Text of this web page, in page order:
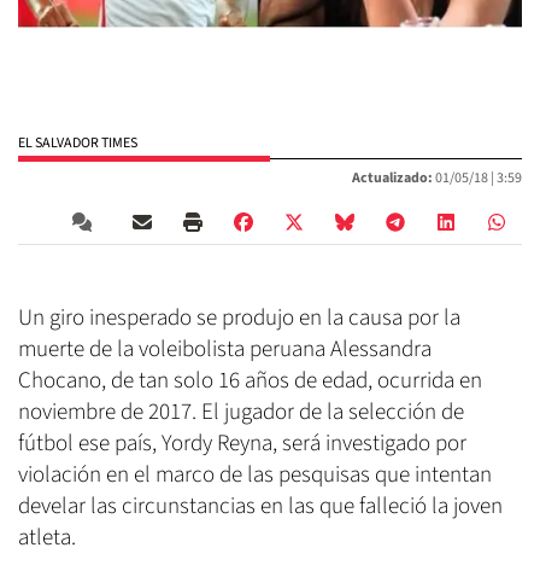
EL SALVADOR TIMES
Actualizado:01/05/18 |3:59
Un giro inesperado se produjo en la causa por la
muerte de la voleibolista peruana Alessandra
Chocano, de tan solo 16 años de edad, ocurrida en
noviembre de 2017. El jugador de la selección de
fútbol ese país, Yordy Reyna, será investigado por
violación en el marco de las pesquisas que intentan
develar las circunstancias en las que falleció la joven
atleta.